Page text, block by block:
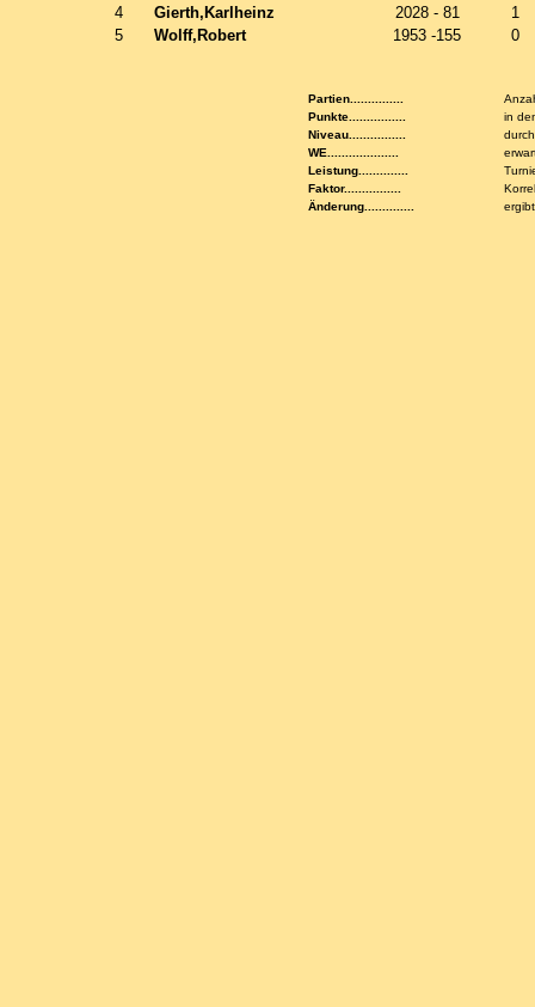
4
Gierth,Karlheinz 2028 - 81
1
5
Wolff,Robert 1953 -155 0
Partien...............
Punkte................
in
Niveau................
WE....................
Leistung..............
Faktor................
Änderung..............